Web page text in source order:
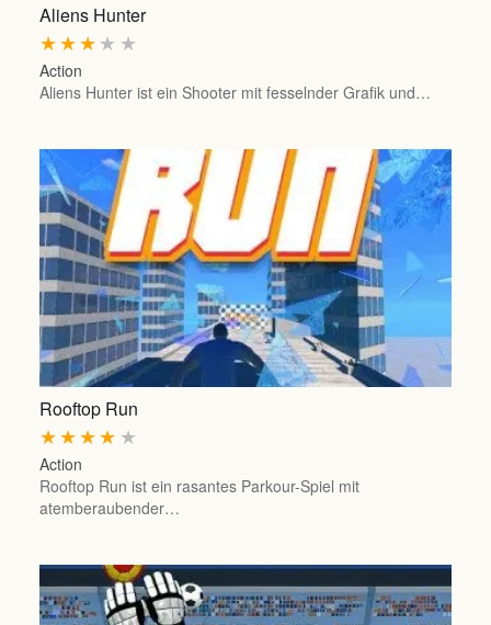
Aliens Hunter
★
★
★
★
★
Action
Aliens Hunter ist ein Shooter mit fesselnder Grafik und…
Rooftop Run
★
★
★
★
★
Action
Rooftop Run ist ein rasantes Parkour-Spiel mit
atemberaubender…